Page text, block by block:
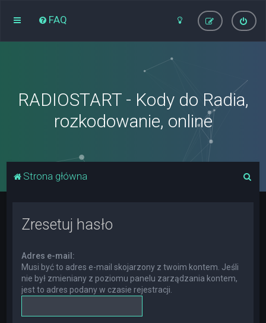
FAQ
RADIOSTART - Kody do Radia,
rozkodowanie, online
Strona główna
Zresetuj hasło
Adres e-mail:
Musi być to adres e-mail skojarzony z twoim kontem. Jeśli
nie był zmieniany z poziomu panelu zarządzania kontem,
jest to adres podany w czasie rejestracji.